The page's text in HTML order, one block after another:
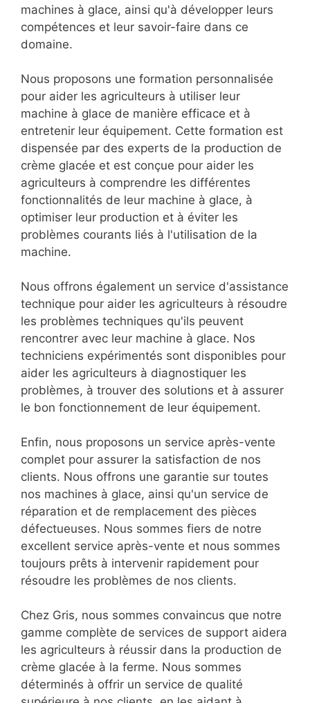
machines à glace, ainsi qu'à développer leurs
compétences et leur savoir-faire dans ce
domaine.
Nous proposons une formation personnalisée
pour aider les agriculteurs à utiliser leur
machine à glace de manière efficace et à
entretenir leur équipement. Cette formation est
dispensée par des experts de la production de
crème glacée et est conçue pour aider les
agriculteurs à comprendre les différentes
fonctionnalités de leur machine à glace, à
optimiser leur production et à éviter les
problèmes courants liés à l'utilisation de la
machine.
Nous offrons également un service d'assistance
technique pour aider les agriculteurs à résoudre
les problèmes techniques qu'ils peuvent
rencontrer avec leur machine à glace. Nos
techniciens expérimentés sont disponibles pour
aider les agriculteurs à diagnostiquer les
problèmes, à trouver des solutions et à assurer
le bon fonctionnement de leur équipement.
Enfin, nous proposons un service après-vente
complet pour assurer la satisfaction de nos
clients. Nous offrons une garantie sur toutes
nos machines à glace, ainsi qu'un service de
réparation et de remplacement des pièces
défectueuses. Nous sommes fiers de notre
excellent service après-vente et nous sommes
toujours prêts à intervenir rapidement pour
résoudre les problèmes de nos clients.
Chez Gris, nous sommes convaincus que notre
gamme complète de services de support aidera
les agriculteurs à réussir dans la production de
crème glacée à la ferme. Nous sommes
déterminés à offrir un service de qualité